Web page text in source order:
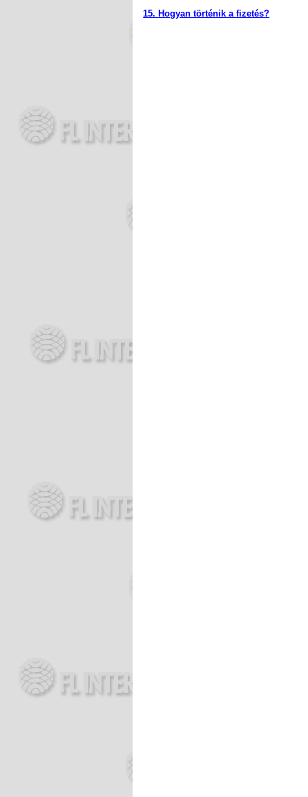
15. Hogyan történik a fizetés?